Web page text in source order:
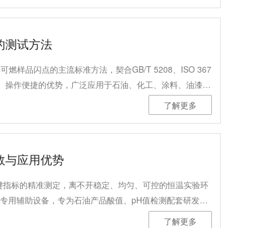
测试方法
燃样品闪点的主流标准方法，契合GB/T 5208、ISO 367
作便捷的优势，广泛应用于石油、化工、涂料、油漆、
科研检测等多个领域，可精准完成各类相关产品的闭口
闪点测定仪，详解标准化测试流程，兼顾专业性与实操
了解更多
与应用优势
标的精准测定，离不开稳定、均匀、可控的恒温实验环
用辅助设备，专为石油产品酸值、pH值检测配套研发，
，广泛适用于电力、石油、化工、商检、科研院校等检
了解更多